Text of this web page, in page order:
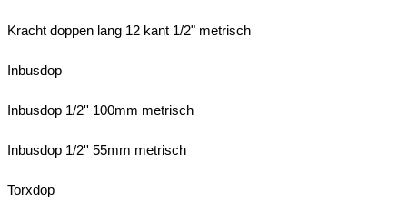
Kracht doppen lang 12 kant 1/2" metrisch
Inbusdop
Inbusdop 1/2'' 100mm metrisch
Inbusdop 1/2'' 55mm metrisch
Torxdop